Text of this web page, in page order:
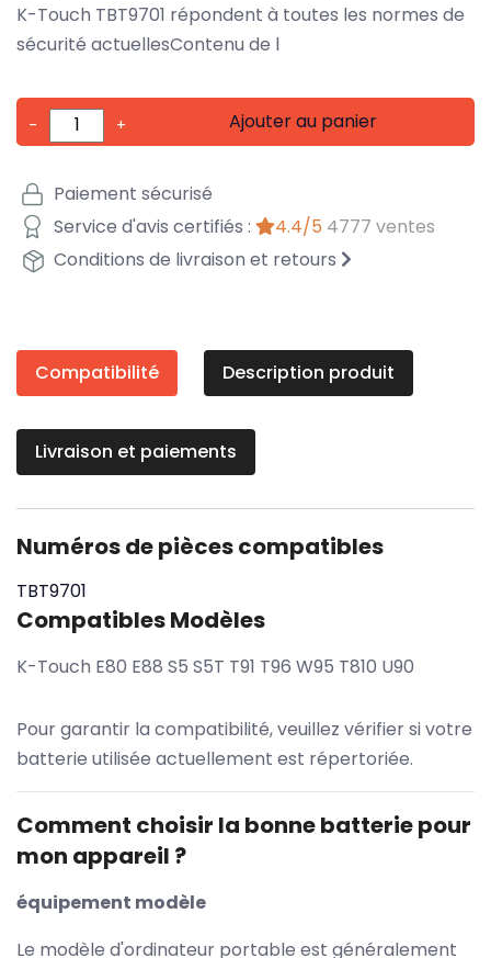
K-Touch TBT9701 répondent à toutes les normes de
sécurité actuellesContenu de l
- + Ajouter au panier
Paiement sécurisé
Service d'avis certifiés :
4.4/5 4777 ventes
Conditions de livraison et retours
Compatibilité Description produit
Livraison et paiements
Numéros de pièces compatibles
TBT9701
Compatibles Modèles
K-Touch E80 E88 S5 S5T T91 T96 W95 T810 U90
Pour garantir la compatibilité, veuillez vérifier si votre
batterie utilisée actuellement est répertoriée.
Comment choisir la bonne batterie pour
mon appareil ?
équipement modèle
Le modèle d'ordinateur portable est généralement